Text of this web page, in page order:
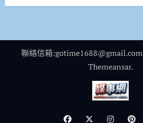
聯絡信箱:gotime1688@gmail.com
Themeansar.